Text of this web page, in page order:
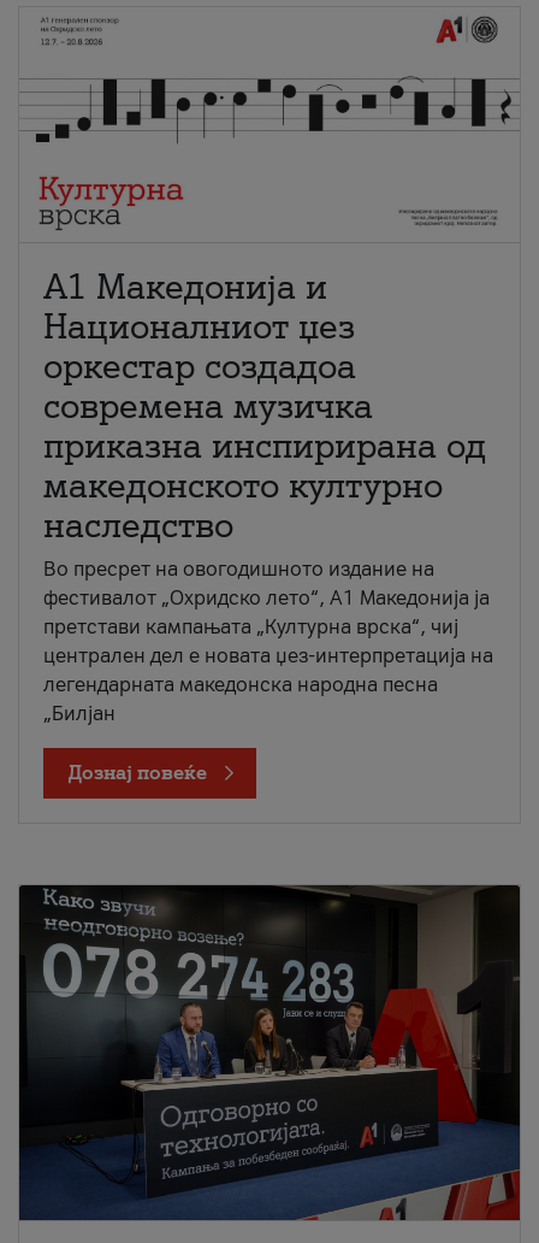
А1 Македонија и
Националниот џез
оркестар создадоа
современа музичка
приказна инспирирана од
македонското културно
наследство
Во пресрет на овогодишното издание на
фестивалот „Охридско лето“, А1 Македонија ја
претстави кампањата „Културна врска“, чиј
централен дел е новата џез-интерпретација на
легендарната македонска народна песна
„Билјан
Дознај повеќе